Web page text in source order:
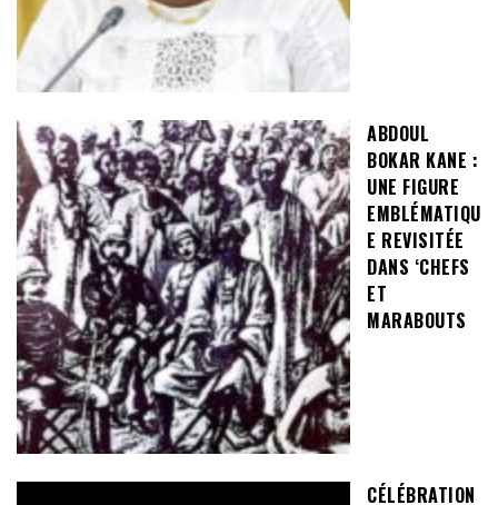
ABDOUL
BOKAR KANE :
UNE FIGURE
EMBLÉMATIQU
E REVISITÉE
DANS ‘CHEFS
ET
MARABOUTS
CÉLÉBRATION